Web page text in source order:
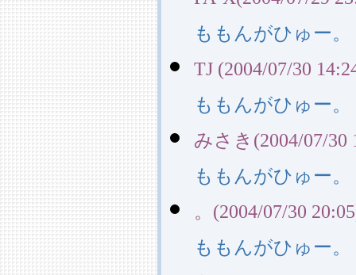
ももんがひゅー。
TJ (2004/07/30
ももんがひゅー。
みさき(2004/07/30
ももんがひゅー。
。(2004/07/30
ももんがひゅー。